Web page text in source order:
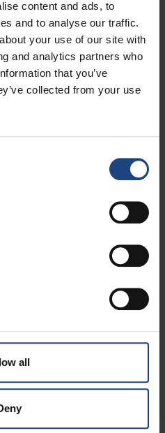
content and ads, to
and to analyse our traffic.
your use of our site with
and analytics partners who
that you’ve
collected from your use
all